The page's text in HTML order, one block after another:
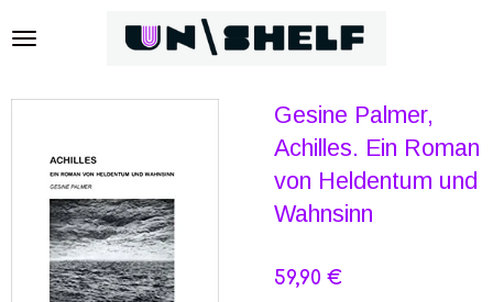
Hauptinhalt
Gesine Palmer,
Achilles. Ein Roman
von Heldentum und
Wahnsinn
59,90 €